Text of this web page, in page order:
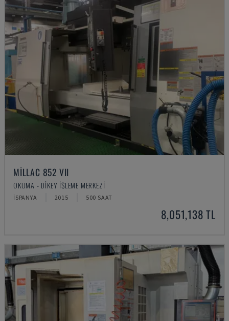
MILLAC 852 VII
OKUMA - DIKEY İŞLEME MERKEZI
İSPANYA 2015 500 SAAT
8,051,138 TL